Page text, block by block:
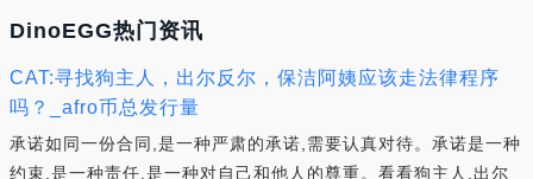
DinoEGG热门资讯
CAT:寻找狗主人，出尔反尔，保洁阿姨应该走法律程序
吗？_afro币总发行量
承诺如同一份合同,是一种严肃的承诺,需要认真对待。承诺是一种
约束,是一种责任,是一种对自己和他人的尊重。看看狗主人,出尔